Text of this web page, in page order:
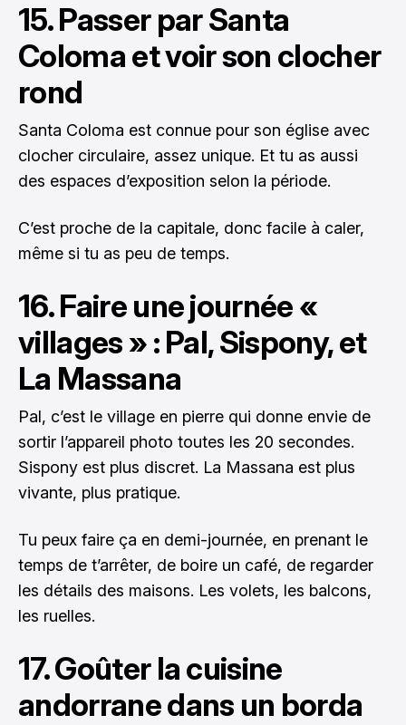
15. Passer par Santa
Coloma et voir son clocher
rond
Santa Coloma est connue pour son église avec
clocher circulaire, assez unique. Et tu as aussi
des espaces d’exposition selon la période.
C’est proche de la capitale, donc facile à caler,
même si tu as peu de temps.
16. Faire une journée «
villages » : Pal, Sispony, et
La Massana
Pal, c’est le village en pierre qui donne envie de
sortir l’appareil photo toutes les 20 secondes.
Sispony est plus discret. La Massana est plus
vivante, plus pratique.
Tu peux faire ça en demi-journée, en prenant le
temps de t’arrêter, de boire un café, de regarder
les détails des maisons. Les volets, les balcons,
les ruelles.
17. Goûter la cuisine
andorrane dans un borda